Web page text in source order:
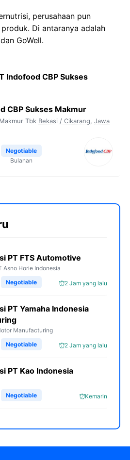
perusahaan pun
Di antaranya adalah
GoWell.
Indofood CBP Sukses
CBP Sukses Makmur
Tbk Bekasi / Cikarang, Jawa
Negotiable
Bulanan
PT FTS Automotive
Asno Horie Indonesia
2 Jam yang lalu
Negotiable
PT Yamaha Indonesia
Manufacturing
2 Jam yang lalu
Negotiable
PT Kao Indonesia
Kemarin
Negotiable